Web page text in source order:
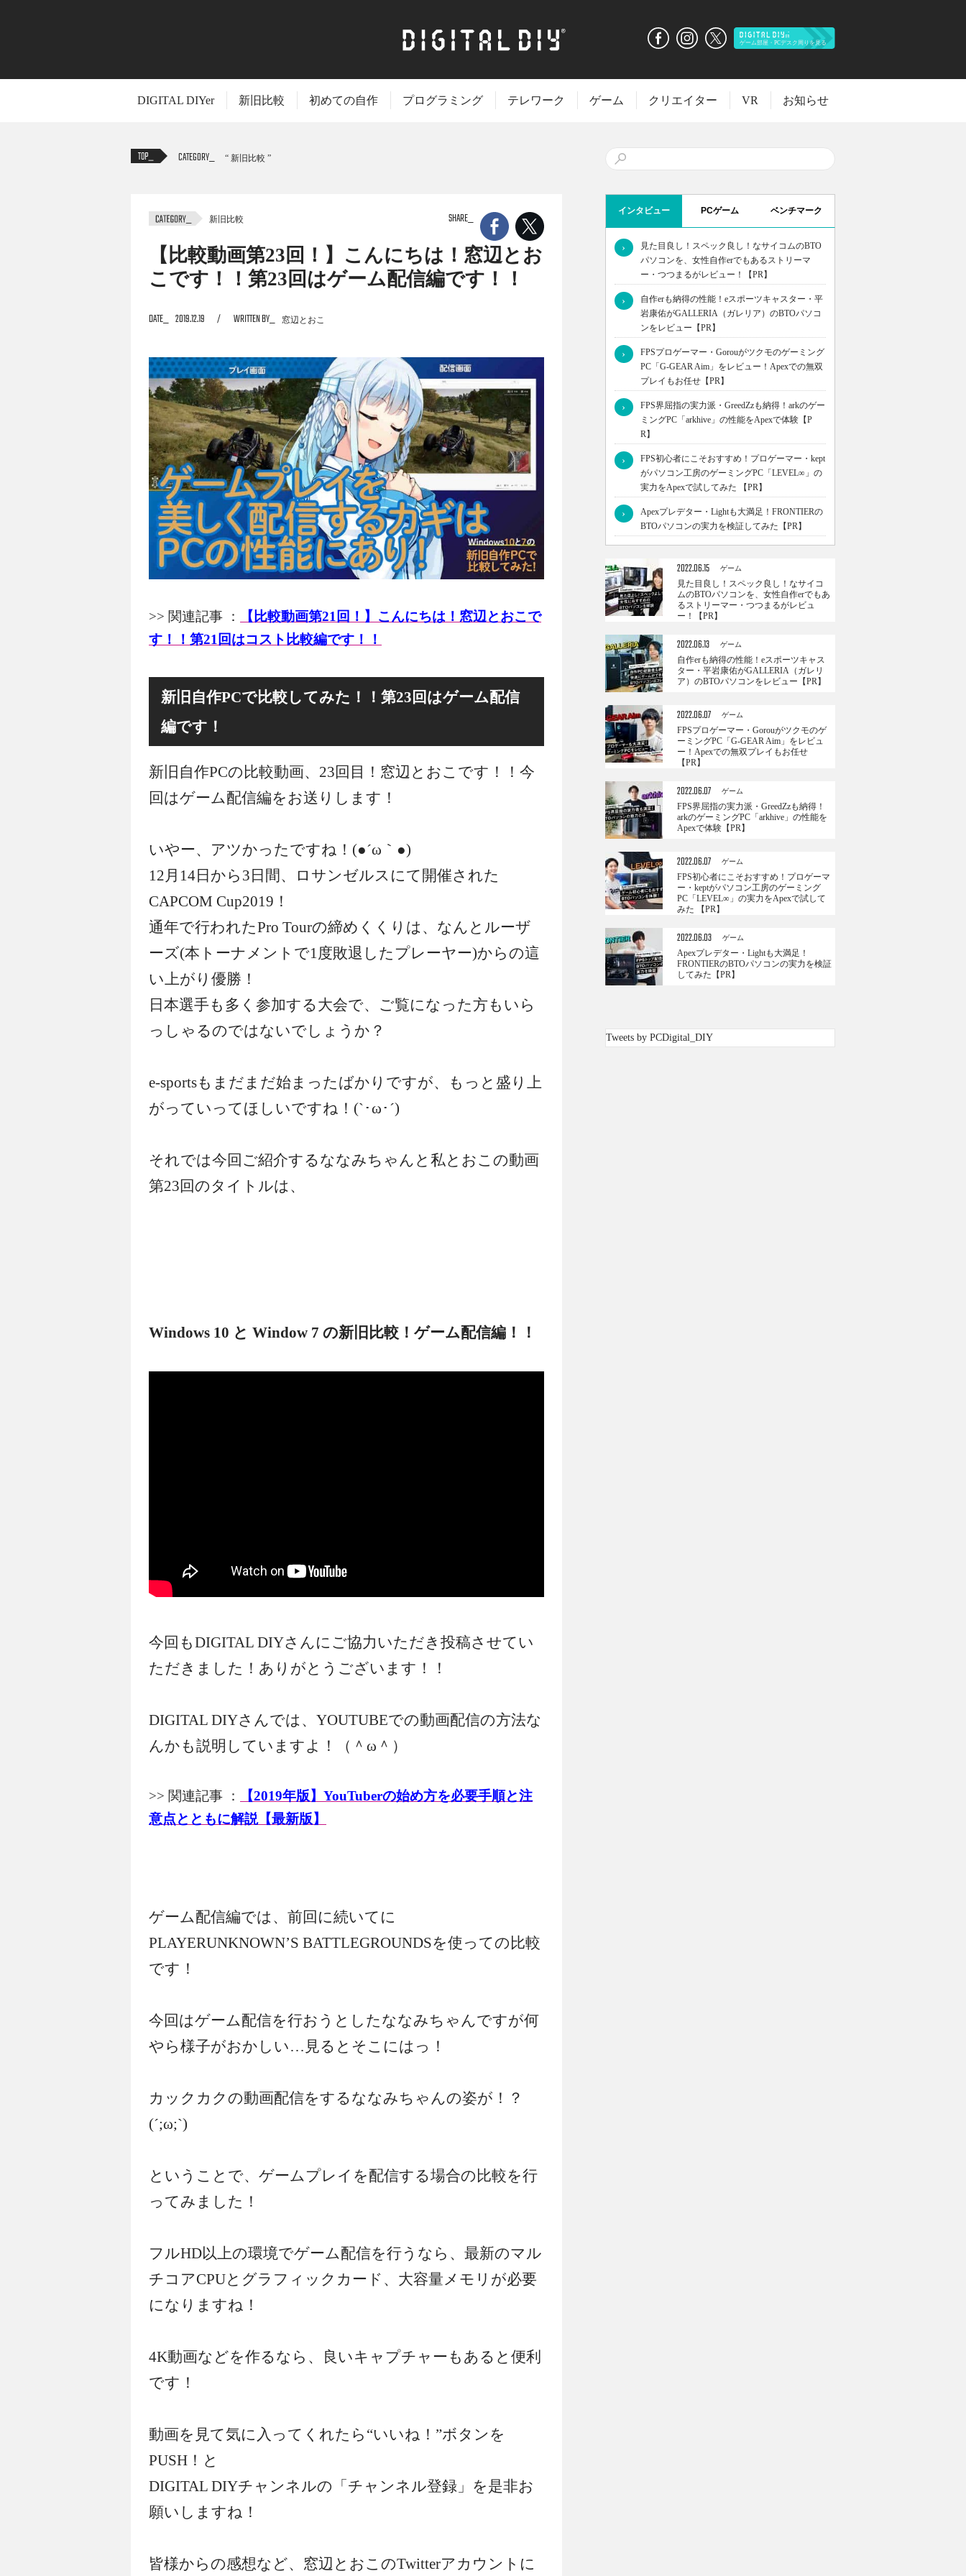
DIGITAL DIYer 新旧比較 初めての自作 プログラミング テレワーク ゲーム クリエイター VR お知らせ
CATEGORY 新旧比較
TITLE
SHARE
新旧比較
【比較動画第23回！】こんにちは！窓辺とお
こです！！第23回はゲーム配信編です！！
DATE 2019.12.19 WRITTEN BY 窓辺とおこ
>> 関連記事 ：
【比較動画第21回！】こんにちは！窓辺とおこで
す！！第21回はコスト比較編です！！
新旧自作PCで比較してみた！！第23回はゲーム配信
編です！
新旧自作PCの比較動画、23回目！窓辺とおこです！！今
回はゲーム配信編をお送りします！
いやー、アツかったですね！(●´ω｀●)
12月14日から3日間、ロサンゼルスにて開催された
CAPCOM Cup2019！
通年で行われたPro Tourの締めくくりは、なんとルーザ
ーズ(本トーナメントで1度敗退したプレーヤー)からの這
い上がり優勝！
日本選手も多く参加する大会で、ご覧になった方もいら
っしゃるのではないでしょうか？
e-sportsもまだまだ始まったばかりですが、もっと盛り上
がっていってほしいですね！(`･ω･´)
それでは今回ご紹介するななみちゃんと私とおこの動画
第23回のタイトルは、
Windows 10 と Window 7 の新旧比較！ゲーム配信編！！
今回もDIGITAL DIYさんにご協力いただき投稿させてい
ただきました！ありがとうございます！！
DIGITAL DIYさんでは、YOUTUBEでの動画配信の方法な
んかも説明していますよ！（＾ω＾）
>> 関連記事 ：
【2019年版】YouTuberの始め方を必要手順と注
意点とともに解説【最新版】
ゲーム配信編では、前回に続いてに
PLAYERUNKNOWN’S BATTLEGROUNDSを使っての比較
です！
今回はゲーム配信を行おうとしたななみちゃんですが何
やら様子がおかしい…見るとそこにはっ！
カックカクの動画配信をするななみちゃんの姿が！？
(´;ω;`)
ということで、ゲームプレイを配信する場合の比較を行
ってみました！
フルHD以上の環境でゲーム配信を行うなら、最新のマル
チコアCPUとグラフィックカード、大容量メモリが必要
になりますね！
4K動画などを作るなら、良いキャプチャーもあると便利
です！
動画を見て気に入ってくれたら“いいね！”ボタンを
PUSH！と
DIGITAL DIYチャンネルの「チャンネル登録」を是非お
願いしますね！
皆様からの感想など、窓辺とおこのTwitterアカウントに
インタビュー PCゲーム ベンチマーク
›
見た目良し！スペック良し！なサイコムのBTO
パソコンを、女性自作erでもあるストリーマ
ー・つつまるがレビュー！【PR】
›
自作erも納得の性能！eスポーツキャスター・平
岩康佑がGALLERIA（ガレリア）のBTOパソコ
ンをレビュー【PR】
›
FPSプロゲーマー・Gorouがツクモのゲーミング
PC「G-GEAR Aim」をレビュー！Apexでの無双
プレイもお任せ【PR】
›
FPS界屈指の実力派・GreedZzも納得！arkのゲー
ミングPC「arkhive」の性能をApexで体験【P
R】
›
FPS初心者にこそおすすめ！プロゲーマー・kept
がパソコン工房のゲーミングPC「LEVEL∞」の
実力をApexで試してみた 【PR】
›
Apexプレデター・Lightも大満足！FRONTIERの
BTOパソコンの実力を検証してみた【PR】
2022.06.15 ゲーム
見た目良し！スペック良し！なサイコ
ムのBTOパソコンを、女性自作erでもあ
るストリーマー・つつまるがレビュ
ー！【PR】
2022.06.13 ゲーム
自作erも納得の性能！eスポーツキャス
ター・平岩康佑がGALLERIA（ガレリ
ア）のBTOパソコンをレビュー【PR】
2022.06.07 ゲーム
FPSプロゲーマー・Gorouがツクモのゲ
ーミングPC「G-GEAR Aim」をレビュ
ー！Apexでの無双プレイもお任せ
【PR】
2022.06.07 ゲーム
FPS界屈指の実力派・GreedZzも納得！
arkのゲーミングPC「arkhive」の性能を
Apexで体験【PR】
2022.06.07 ゲーム
FPS初心者にこそおすすめ！プロゲーマ
ー・keptがパソコン工房のゲーミング
PC「LEVEL∞」の実力をApexで試して
みた 【PR】
2022.06.03 ゲーム
Apexプレデター・Lightも大満足！
FRONTIERのBTOパソコンの実力を検証
してみた【PR】
Tweets by PCDigital_DIY